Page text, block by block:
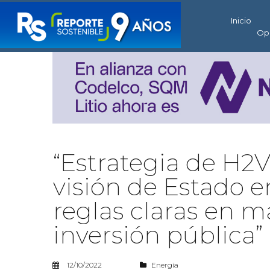
Inicio
“Estrategia de
visión de Estado
reglas claras en
inversión pública”
12/10/2022 Energía